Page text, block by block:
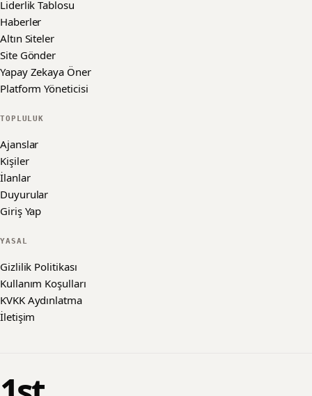
Liderlik Tablosu
Haberler
Altın Siteler
Site Gönder
Yapay Zekaya Öner
Platform Yöneticisi
TOPLULUK
Ajanslar
Kişiler
İlanlar
Duyurular
Giriş Yap
YASAL
Gizlilik Politikası
Kullanım Koşulları
KVKK Aydınlatma
İletişim